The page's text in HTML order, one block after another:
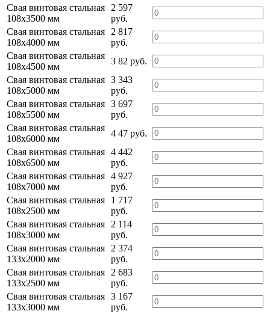
Свая винтовая стальная
108х3500 мм
2 597
руб.
Свая винтовая стальная
108х4000 мм
2 817
руб.
Свая винтовая стальная
108х4500 мм
3 82 руб.
Свая винтовая стальная
108х5000 мм
3 343
руб.
Свая винтовая стальная
108х5500 мм
3 697
руб.
Свая винтовая стальная
108х6000 мм
4 47 руб.
Свая винтовая стальная
108х6500 мм
4 442
руб.
Свая винтовая стальная
108х7000 мм
4 927
руб.
Свая винтовая стальная
108х2500 мм
1 717
руб.
Свая винтовая стальная
108х3000 мм
2 114
руб.
Свая винтовая стальная
133х2000 мм
2 374
руб.
Свая винтовая стальная
133х2500 мм
2 683
руб.
Свая винтовая стальная
133х3000 мм
3 167
руб.